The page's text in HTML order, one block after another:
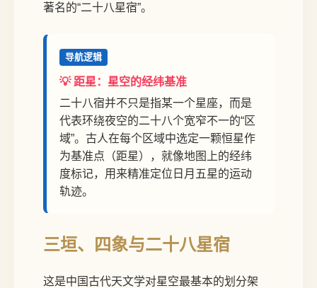
著名的“二十八星宿”。
导航逻辑
💡 距星：星空的经纬基准
二十八宿并不只是指某一个星座，而是
代表环绕夜空的二十八个宽窄不一的“区
域”。古人在每个区域中选定一颗恒星作
为基准点（距星），就像地图上的经纬
度标记，用来精准定位日月五星的运动
轨迹。
三垣、四象与二十八星宿
这是中国古代天文学对星空最基本的划分架